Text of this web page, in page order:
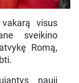
visus
sveikino
Romą,
nauji